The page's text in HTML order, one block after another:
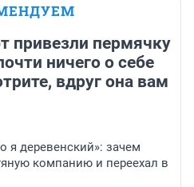
привезли пермячку
ничего о себе
вдруг она вам
я деревенский»: зачем
компанию и переехал в